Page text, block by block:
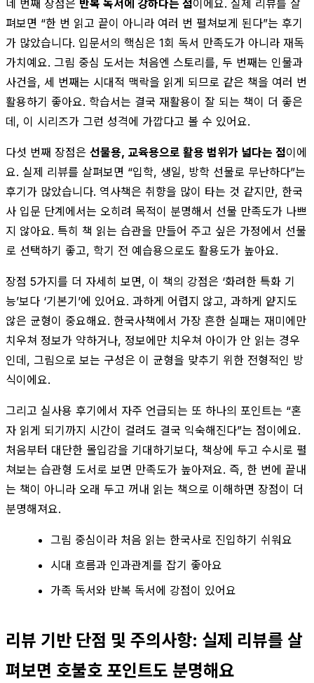
네 번째 장점은 반복 독서에 강하다는 점이에요. 실제 리뷰를 살
펴보면 “한 번 읽고 끝이 아니라 여러 번 펼쳐보게 된다”는 후기
가 많았습니다. 입문서의 핵심은 1회 독서 만족도가 아니라 재독
가치예요. 그림 중심 도서는 처음엔 스토리를, 두 번째는 인물과
사건을, 세 번째는 시대적 맥락을 읽게 되므로 같은 책을 여러 번
활용하기 좋아요. 학습서는 결국 재활용이 잘 되는 책이 더 좋은
데, 이 시리즈가 그런 성격에 가깝다고 볼 수 있어요.
다섯 번째 장점은 선물용, 교육용으로 활용 범위가 넓다는 점이에
요. 실제 리뷰를 살펴보면 “입학, 생일, 방학 선물로 무난하다”는
후기가 많았습니다. 역사책은 취향을 많이 타는 것 같지만, 한국
사 입문 단계에서는 오히려 목적이 분명해서 선물 만족도가 나쁘
지 않아요. 특히 책 읽는 습관을 만들어 주고 싶은 가정에서 선물
로 선택하기 좋고, 학기 전 예습용으로도 활용도가 높아요.
장점 5가지를 더 자세히 보면, 이 책의 강점은 ‘화려한 특화 기
능’보다 ‘기본기’에 있어요. 과하게 어렵지 않고, 과하게 얕지도
않은 균형이 중요해요. 한국사책에서 가장 흔한 실패는 재미에만
치우쳐 정보가 약하거나, 정보에만 치우쳐 아이가 안 읽는 경우
인데, 그림으로 보는 구성은 이 균형을 맞추기 위한 전형적인 방
식이에요.
그리고 실사용 후기에서 자주 언급되는 또 하나의 포인트는 “혼
자 읽게 되기까지 시간이 걸려도 결국 익숙해진다”는 점이에요.
처음부터 대단한 몰입감을 기대하기보다, 책상에 두고 수시로 펼
쳐보는 습관형 도서로 보면 만족도가 높아져요. 즉, 한 번에 끝내
는 책이 아니라 오래 두고 꺼내 읽는 책으로 이해하면 장점이 더
분명해져요.
그림 중심이라 처음 읽는 한국사로 진입하기 쉬워요
시대 흐름과 인과관계를 잡기 좋아요
가족 독서와 반복 독서에 강점이 있어요
리뷰 기반 단점 및 주의사항: 실제 리뷰를 살
펴보면 호불호 포인트도 분명해요